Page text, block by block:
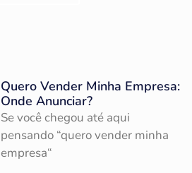
Quero Vender Minha Empresa:
Onde Anunciar?
Se você chegou até aqui
pensando “quero vender minha
empresa“